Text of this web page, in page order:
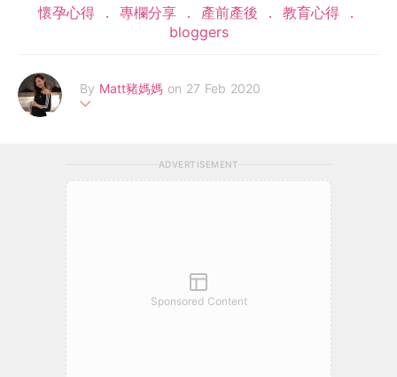
懷孕心得 專欄分享 產前產後
教育心得
bloggers
By Matt豬媽媽 on 27 Feb 2020
歷過＆做咗媽媽先會明白的！希望將自己的懷孕到生產經歷及生活
日常與大家分享！一起感受當媽媽的滋味，互相交流＆學習更多育
兒心得！
ADVERTISEMENT
Sponsored Content